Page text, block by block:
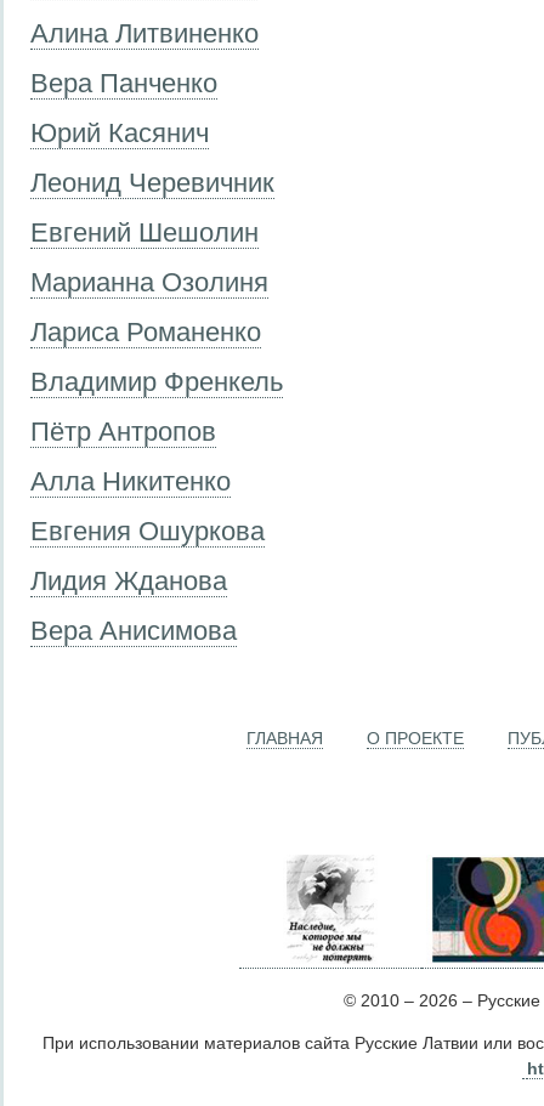
Алина Литвиненко
Вера Панченко
Юрий Касянич
Леонид Черевичник
Евгений Шешолин
Марианна Озолиня
Лариса Романенко
Владимир Френкель
Пётр Антропов
Алла Никитенко
Евгения Ошуркова
Лидия Жданова
Вера Анисимова
ГЛАВНАЯ О ПРОЕКТЕ
© 2010 – 2026 –
При использовании материалов сайта Русские Латвии или